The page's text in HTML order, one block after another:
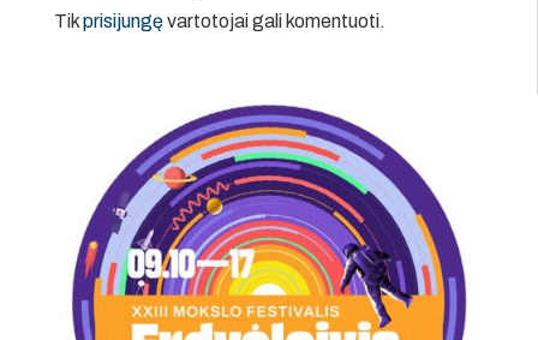
Tikprisijungęvartotojai gali komentuoti.